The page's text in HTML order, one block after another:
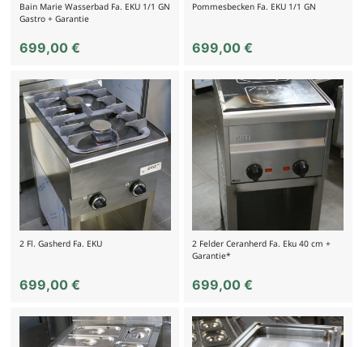
Bain Marie Wasserbad Fa. EKU 1/1 GN
Gastro + Garantie
699,00 €
Pommesbecken Fa. EKU 1/1 GN
699,00€
2 Fl. Gasherd Fa. EKU
699,00 €
2 Felder Ceranherd Fa. Eku 40 cm +
Garantie*
699,00€